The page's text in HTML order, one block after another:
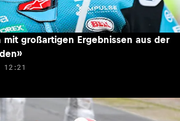
mit großartigen Ergebnissen aus der
12:21